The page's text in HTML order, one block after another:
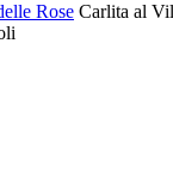
Rose Carlita al